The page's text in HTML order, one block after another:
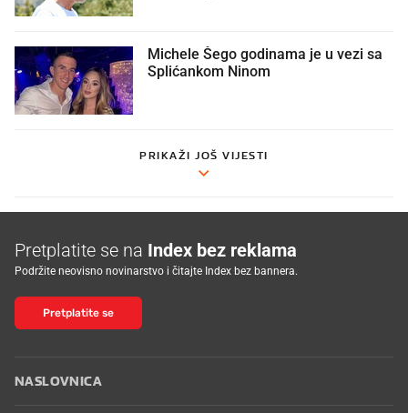
Michele Šego godinama je u vezi sa
Splićankom Ninom
PRIKAŽI JOŠ VIJESTI
Pretplatite se na Index bez reklama
Podržite neovisno novinarstvo i čitajte Index bez bannera.
Pretplatite se
NASLOVNICA